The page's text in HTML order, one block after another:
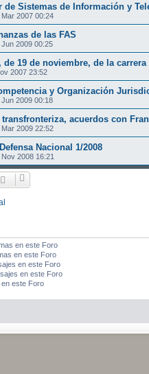
de Sistemas de Información y
Mar 2007 00:24
de las FAS
Jun 2009 00:25
de 19 de noviembre, de la
2007 23:52
y Organización
Jun 2009 00:18
acuerdos con
Mar 2009 22:52
Nacional 1/2008
Nov 2008 16:21
en este Foro
en este Foro
en este Foro
en este Foro
este Foro